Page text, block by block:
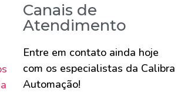
Canais de
Atendimento
Entre em contato ainda hoje
com os especialistas da Calibra
Automação!